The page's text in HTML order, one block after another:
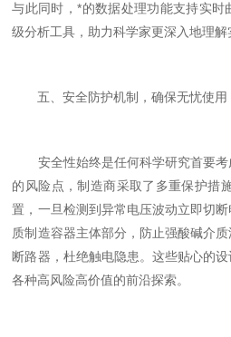
与此同时，*的数据处理功能支持实时
级分析工具，助力科学家更深入地理解
五、安全防护机制，确保无忧使用
安全性始终是任何科学研究首要考
的风险点，制造商采取了多重保护措
置，一旦检测到异常电压波动立即切
质制造容器主体部分，防止强酸碱介
断路器，杜绝触电隐患。这些贴心的
各种高风险高价值的前沿探索。